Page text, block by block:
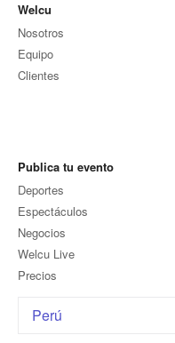
Welcu
Nosotros
Equipo
Clientes
Publica tu evento
Deportes
Espectáculos
Negocios
Welcu Live
Precios
Perú